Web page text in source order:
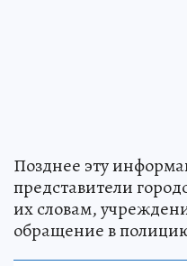
Позднее эту
представители
их словам,
обращение в